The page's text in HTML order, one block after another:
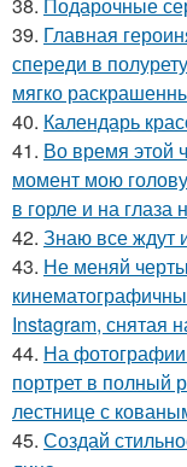
38. Подарочные
39. Главная
спереди в
мягко
40. Календарь
41. Во время этой
момент мою
в горле и на глаза
42. Знаю все ждут
43. Не меняй
Instagram, снятая
44. На
портрет в полный
лестнице с
45. Создай